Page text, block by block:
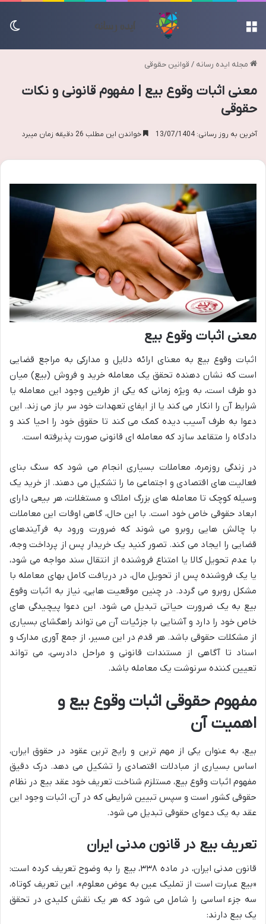
مجله ایده رسانه / قوانین حقوقی
معنی اثبات وقوع بیع | مفهوم قانونی و نکات
حقوقی
آخرین به روز رسانی: 13/07/1404 خواندن این مطلب 26 دقیقه زمان میبرد
معنی اثبات وقوع بیع
اثبات وقوع بیع به معنای ارائه دلایل و مدارکی به مراجع قضایی
است که نشان دهنده تحقق یک معامله خرید و فروش (بیع) میان
دو طرف است، به ویژه زمانی که یکی از طرفین وجود این معامله یا
شرایط آن را انکار می کند یا از ایفای تعهدات خود سر باز می زند. این
دعوا به طرف آسیب دیده کمک می کند تا حقوق خود را احیا کند و
دادگاه را متقاعد سازد که معامله ای قانونی صورت پذیرفته است.
در زندگی روزمره، معاملات بسیاری انجام می شود که سنگ بنای
فعالیت های اقتصادی و اجتماعی ما را تشکیل می دهند. از خرید یک
وسیله کوچک تا معامله های بزرگ املاک و مستغلات، هر بیعی دارای
ابعاد حقوقی خاص خود است. با این حال، گاهی اوقات این معاملات
با چالش هایی روبرو می شوند که ضرورت ورود به فرآیندهای
قضایی را ایجاد می کند. تصور کنید یک خریدار پس از پرداخت وجه،
با عدم تحویل کالا یا امتناع فروشنده از انتقال سند مواجه می شود،
یا یک فروشنده پس از تحویل مال، در دریافت کامل بهای معامله با
مشکل روبرو می گردد. در چنین موقعیت هایی، نیاز به اثبات وقوع
بیع به یک ضرورت حیاتی تبدیل می شود. این دعوا پیچیدگی های
خاص خود را دارد و آشنایی با جزئیات آن می تواند راهگشای بسیاری
از مشکلات حقوقی باشد. هر قدم در این مسیر، از جمع آوری مدارک و
اسناد تا آگاهی از مستندات قانونی و مراحل دادرسی، می تواند
تعیین کننده سرنوشت یک معامله باشد.
مفهوم حقوقی اثبات وقوع بیع و
اهمیت آن
بیع، به عنوان یکی از مهم ترین و رایج ترین عقود در حقوق ایران،
اساس بسیاری از مبادلات اقتصادی را تشکیل می دهد. درک دقیق
مفهوم اثبات وقوع بیع، مستلزم شناخت تعریف خود عقد بیع در نظام
حقوقی کشور است و سپس تبیین شرایطی که در آن، اثبات وجود این
عقد به یک دعوای حقوقی تبدیل می شود.
تعریف بیع در قانون مدنی ایران
قانون مدنی ایران، در ماده ۳۳۸، بیع را به وضوح تعریف کرده است:
«بیع عبارت است از تملیک عین به عوض معلوم». این تعریف کوتاه،
سه جزء اساسی را شامل می شود که هر یک نقش کلیدی در تحقق
یک بیع دارند: